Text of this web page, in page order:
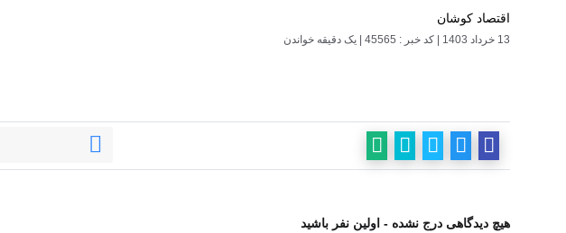
اقتصاد کوشان
13 خرداد 1403 | کد خبر : 45565 | یک دقیقه خواندن
هیچ دیدگاهی درج نشده - اولین نفر باشید